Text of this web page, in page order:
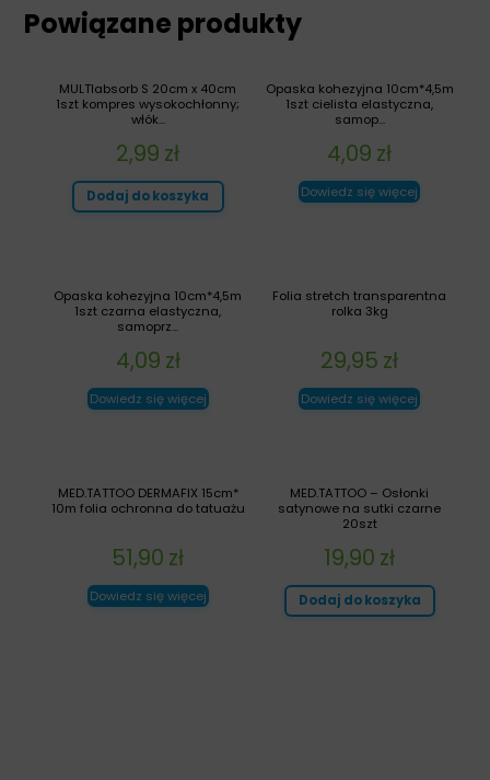
Powiązane produkty
Opaska kohezyjna 10cm*4,5m
1szt cielista elastyczna,
samop...
4,09 zł
Dowiedz się więcej
MULTIabsorb S 20cm x 40cm
1szt kompres wysokochłonny;
włók...
2,99 zł
Dodaj do koszyka
Folia stretch transparentna
rolka 3kg
29,95 zł
Dowiedz się więcej
Opaska kohezyjna 10cm*4,5m
1szt czarna elastyczna,
samoprz...
4,09 zł
Dowiedz się więcej
MED.TATTOO – Osłonki
satynowe na sutki czarne
20szt
19,90 zł
Dodaj do koszyka
MED.TATTOO DERMAFIX 15cm*
10m folia ochronna do tatuażu
51,90 zł
Dowiedz się więcej